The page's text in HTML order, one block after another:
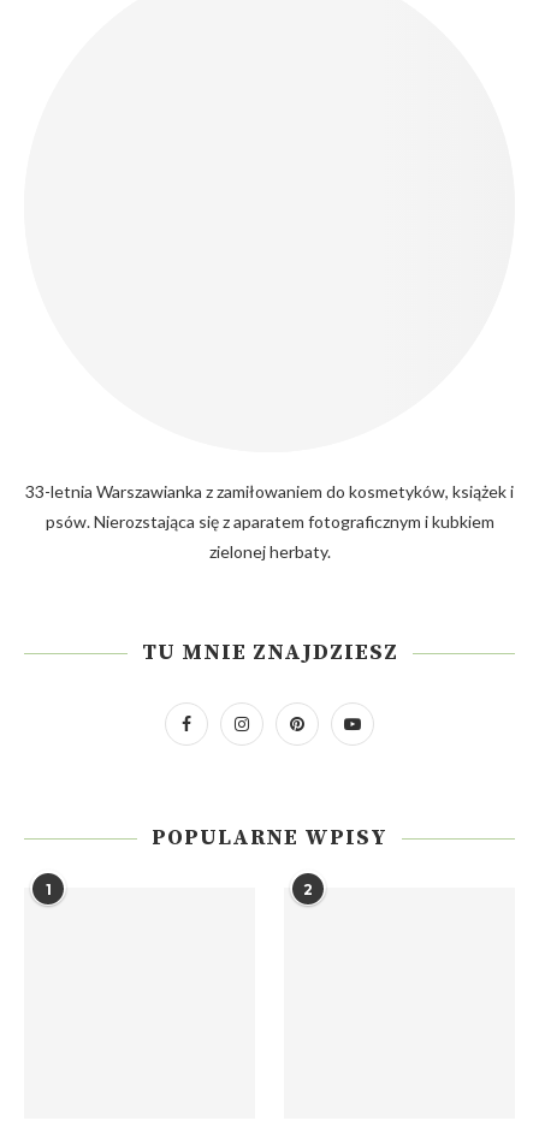
33-letnia Warszawianka z zamiłowaniem do kosmetyków, książek i
psów. Nierozstająca się z aparatem fotograficznym i kubkiem
zielonej herbaty.
TU MNIE ZNAJDZIESZ
POPULARNE WPISY
1 2